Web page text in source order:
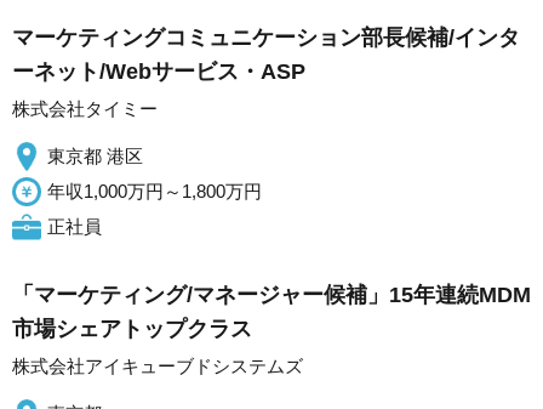
マーケティングコミュニケーション部長候補/インタ
ーネット/Webサービス・ASP
株式会社タイミー
東京都 港区
年収1,000万円～1,800万円
正社員
「マーケティング/マネージャー候補」15年連続MDM
市場シェアトップクラス
株式会社アイキューブドシステムズ